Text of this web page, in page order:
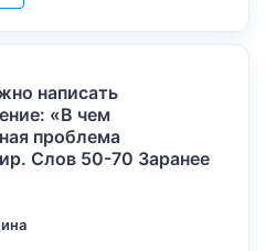
написать
«В чем
проблема
Слов 50-70 Заранее